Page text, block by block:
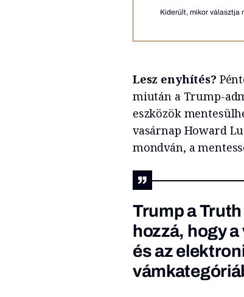
Kiderült, mikor választja
Lesz enyhítés?
miután a Trump-
eszközök
vasárnap Howard
mondván, a
Trump a
hozzá, hogy
és az